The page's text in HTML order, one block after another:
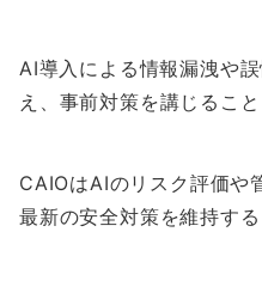
AI導入による情報漏洩や
え、事前対策を講じるこ
CAIOはAIのリスク評価や
最新の安全対策を維持す